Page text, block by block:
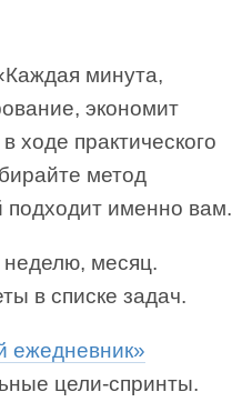
минута,
экономит
ходе практического
метод
подходит именно вам.
месяц.
в списке задач.
ежедневник»
цели-спринты.